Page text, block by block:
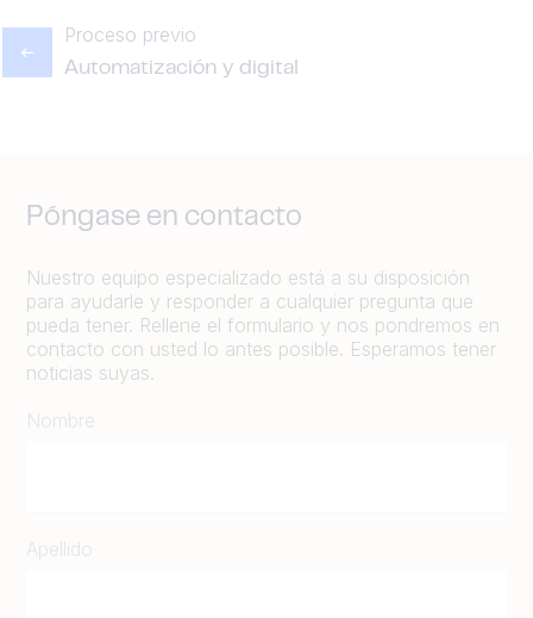
Proceso previo
Automatización y digital
Póngase en contacto
Nuestro equipo especializado está a su disposición
para ayudarle y responder a cualquier pregunta que
pueda tener. Rellene el formulario y nos pondremos en
contacto con usted lo antes posible. Esperamos tener
noticias suyas.
Nombre
Apellido